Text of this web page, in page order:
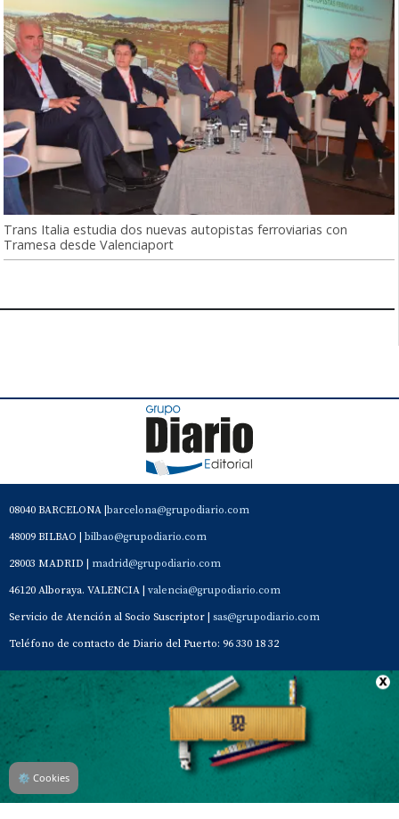
Trans Italia estudia dos nuevas autopistas ferroviarias con
Tramesa desde Valenciaport
08040 BARCELONA | barcelona@grupodiario.com
48009 BILBAO | bilbao@grupodiario.com
28003 MADRID | madrid@grupodiario.com
46120 Alboraya. VALENCIA | valencia@grupodiario.com
Servicio de Atención al Socio Suscriptor | sas@grupodiario.com
Teléfono de contacto de Diario del Puerto: 96 330 18 32
Contacto Aviso Legal Quiénes somos Política de privacidad
⚙ Cookies